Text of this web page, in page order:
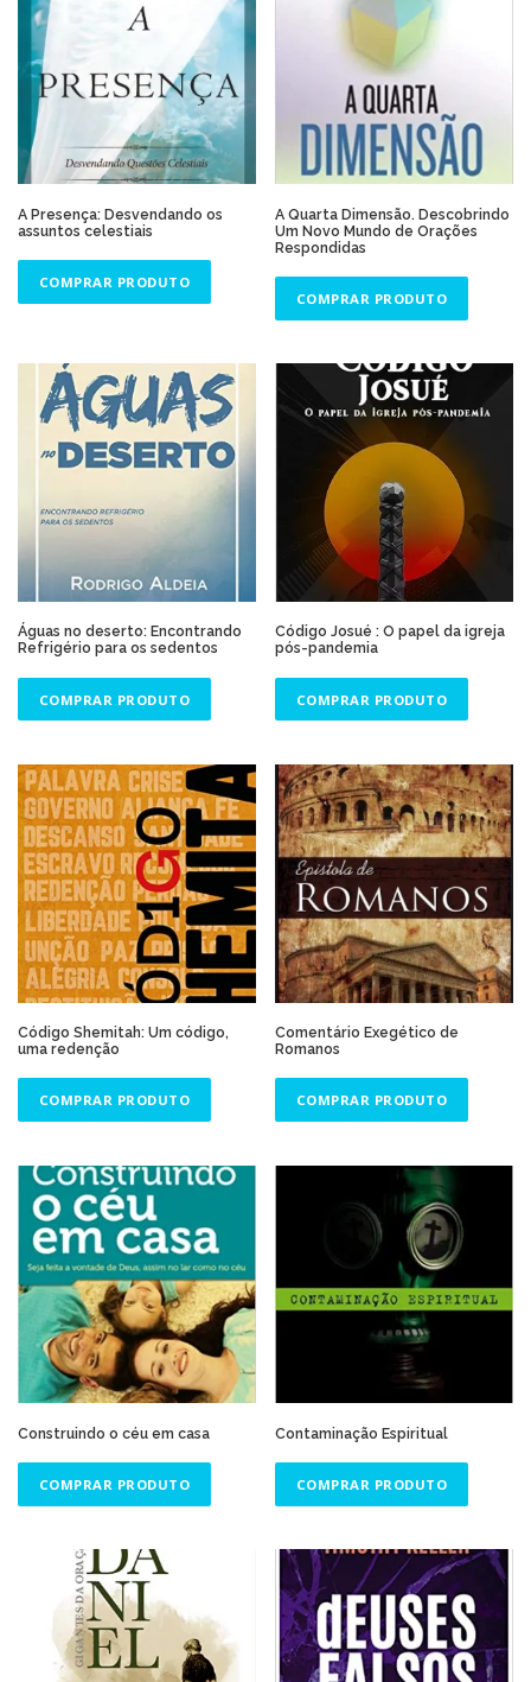
A Presença: Desvendando os
assuntos celestiais
COMPRAR PRODUTO
A Quarta Dimensão. Descobrindo
Um Novo Mundo de Orações
Respondidas
COMPRAR PRODUTO
Águas no deserto: Encontrando
Refrigério para os sedentos
COMPRAR PRODUTO
Código Josué : O papel da igreja
pós-pandemia
COMPRAR PRODUTO
Código Shemitah: Um código,
uma redenção
COMPRAR PRODUTO
Comentário Exegético de
Romanos
COMPRAR PRODUTO
Construindo o céu em casa
COMPRAR PRODUTO
Contaminação Espiritual
COMPRAR PRODUTO